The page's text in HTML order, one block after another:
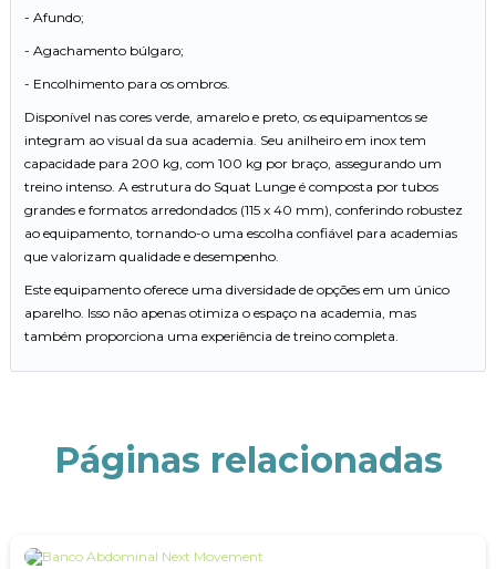
- Afundo;
- Agachamento búlgaro;
- Encolhimento para os ombros.
Disponível nas cores verde, amarelo e preto, os equipamentos se
integram ao visual da sua academia. Seu anilheiro em inox tem
capacidade para 200 kg, com 100 kg por braço, assegurando um
treino intenso. A estrutura do Squat Lunge é composta por tubos
grandes e formatos arredondados (115 x 40 mm), conferindo robustez
ao equipamento, tornando-o uma escolha confiável para academias
que valorizam qualidade e desempenho.
Este equipamento oferece uma diversidade de opções em um único
aparelho. Isso não apenas otimiza o espaço na academia, mas
também proporciona uma experiência de treino completa.
Páginas relacionadas